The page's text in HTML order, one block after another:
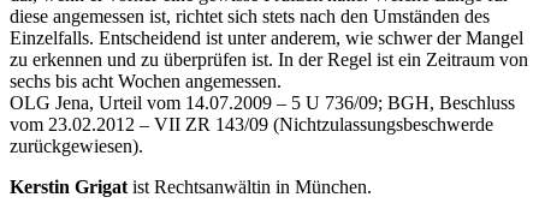
diese angemessen ist, richtet sich stets nach den Umständen des
Einzelfalls. Entscheidend ist unter anderem, wie schwer der Mangel
zu erkennen und zu überprüfen ist. In der Regel ist ein Zeitraum von
sechs bis acht Wochen angemessen.
OLG Jena, Urteil vom 14.07.2009 – 5 U 736/09; BGH, Beschluss
vom 23.02.2012 – VII ZR 143/09 (Nichtzulassungsbeschwerde
zurückgewiesen).
Kerstin Grigat ist Rechtsanwältin in München.